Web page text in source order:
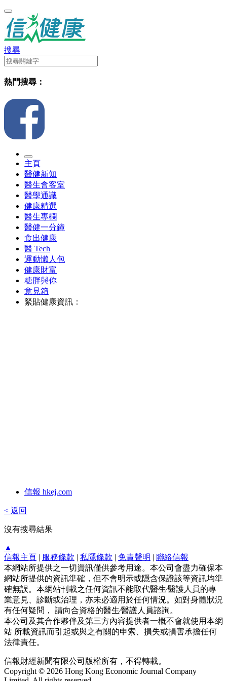
搜尋
熱門搜尋：
主頁
醫健新知
醫生會客室
醫學通識
健康精選
醫生專欄
醫健一分鐘
食出健康
醫 Tech
運動懶人包
健康財富
糖胖與你
意見箱
緊貼健康資訊：
信報 hkej.com
< 返回
沒有搜尋結果
▲
信報主頁 | 服務條款 | 私隱條款 | 免責聲明 | 聯絡信報
本網站所提供之一切資訊僅供參考用途。本公司會盡力確保本
網站所提供的資訊準確，但不會明示或隱含保證該等資訊均準
確無誤。本網站刊載之任何資訊不能取代醫生∕醫護人員的專
業意見、診斷或治理，亦未必適用於任何情況。如對身體狀況
有任何疑問， 請向合資格的醫生∕醫護人員諮詢。
本公司及其合作夥伴及第三方內容提供者一概不會就使用本網
站 所載資訊而引起或與之有關的申索、損失或損害承擔任何
法律責任。
信報財經新聞有限公司版權所有，不得轉載。
Copyright © 2026 Hong Kong Economic Journal Company